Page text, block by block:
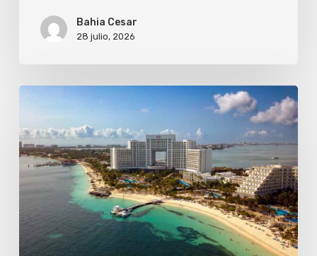
Bahia Cesar
28 julio, 2026
imperdibles
para
hacer
durante
tus